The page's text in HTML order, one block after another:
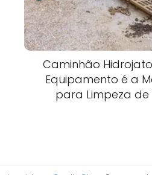
Caminhão
Equipamento é a
para Limpeza de